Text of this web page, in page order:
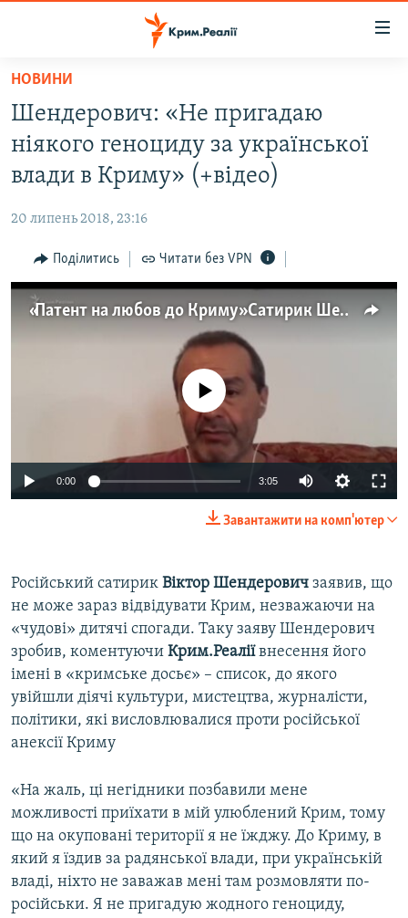
Перейти
основного
матеріалу
до
основної
Перейти
до
пошуку
ВОДА.КРИМ
ВІДЕО ТА ФОТО
БЛОГИ
ПОГЛЯД
ІНТЕРВ'Ю
СВІДЧЕННЯ ОКУПАЦІЇ
УКРАЇНСЬКА ПРОБЛЕМА КРИМУ
ЯК ОБІЙТИ БЛОКУВАННЯ
Qırımtatar
Усі сайти RFE/RL
НОВИНИ
Шендерович: «Не пригадаю
ніякого геноциду за української
влади в Криму» (+відео)
20 липень 2018, 23:16
Поділитись Читати без VPN
«Патент на любов до Криму» Сатирик Шендерович про ситуацію на півострові (відео)
No media source currently available
0:00 3:05
Завантажити на комп'ютер
Російський сатирик Віктор Шендерович заявив, що
не може зараз відвідувати Крим, незважаючи на
«чудові» дитячі спогади. Таку заяву Шендерович
зробив, коментуючи Крим.Реаліївнесення його
імені в «кримське досьє» – список, до якого
увійшли діячі культури, мистецтва, журналісти,
політики, які висловлювалися проти російської
анексії Криму
«На жаль, ці негідники позбавили мене
можливості приїхати в мій улюблений Крим, тому
що на окуповані території я не їжджу. До Криму, в
який я їздив за радянської влади, при українській
владі, ніхто не заважав мені там розмовляти по-
російськи. Я не пригадую жодного геноциду,